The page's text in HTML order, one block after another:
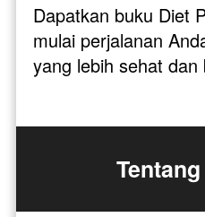
Dapatkan buku Diet
mulai perjalanan
yang lebih sehat dan